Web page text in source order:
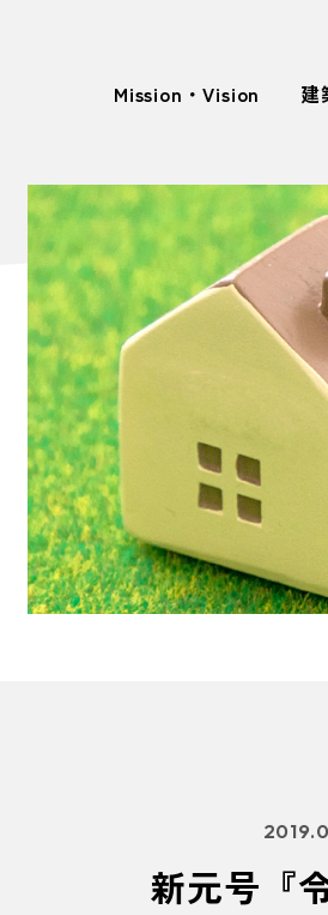
Mission・Vision 建
新元号『